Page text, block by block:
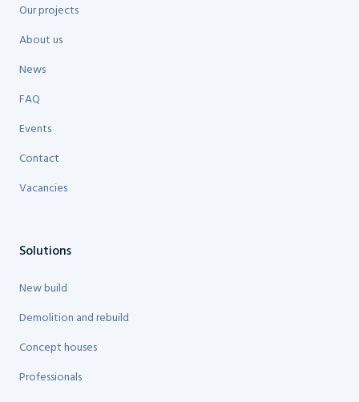
Our projects
About us
News
FAQ
Events
Contact
Vacancies
Solutions
New build
Demolition and rebuild
Concept houses
Professionals